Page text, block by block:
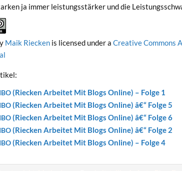
ja immer leis­tungs­stär­ker und die
Maik Riecken is licen­sed under aCrea­ti­ve Com­mons
(Riecken Arbei­tet Mit Blogs Online) – Fol­ge 1
(Riecken Arbei­tet Mit Blogs Online) â€“ Fol­ge 5
(Riecken Arbei­tet Mit Blogs Online) â€“ Fol­ge 6
(Riecken Arbei­tet Mit Blogs Online) â€“ Fol­ge 2
(Riecken Arbei­tet Mit Blogs Online) – Fol­ge 4